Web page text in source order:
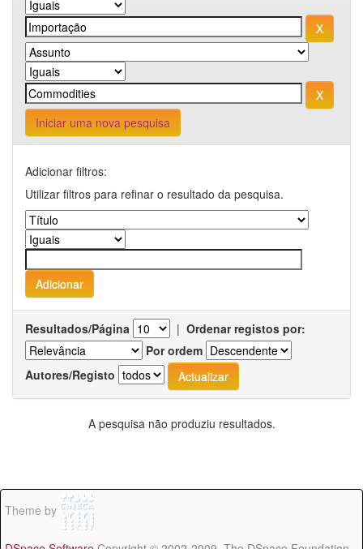
Iniciar uma nova pesquisa
Adicionar filtros:
Utilizar filtros para refinar o resultado da pesquisa.
Resultados/Página | Ordenar registos por:
Por ordem
Autores/Registo
A pesquisa não produziu resultados.
Theme by